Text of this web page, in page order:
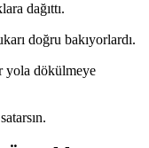
dağıttı.
doğru bakıyorlardı.
yola dökülmeye